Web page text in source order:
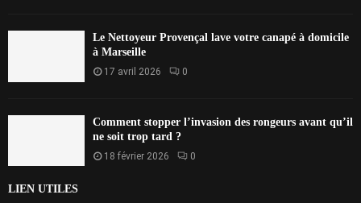
Le Nettoyeur Provençal lave votre canapé à domicile
à Marseille
17 avril 2026 0
Comment stopper l’invasion des rongeurs avant qu’il
ne soit trop tard ?
18 février 2026 0
LIEN UTILES